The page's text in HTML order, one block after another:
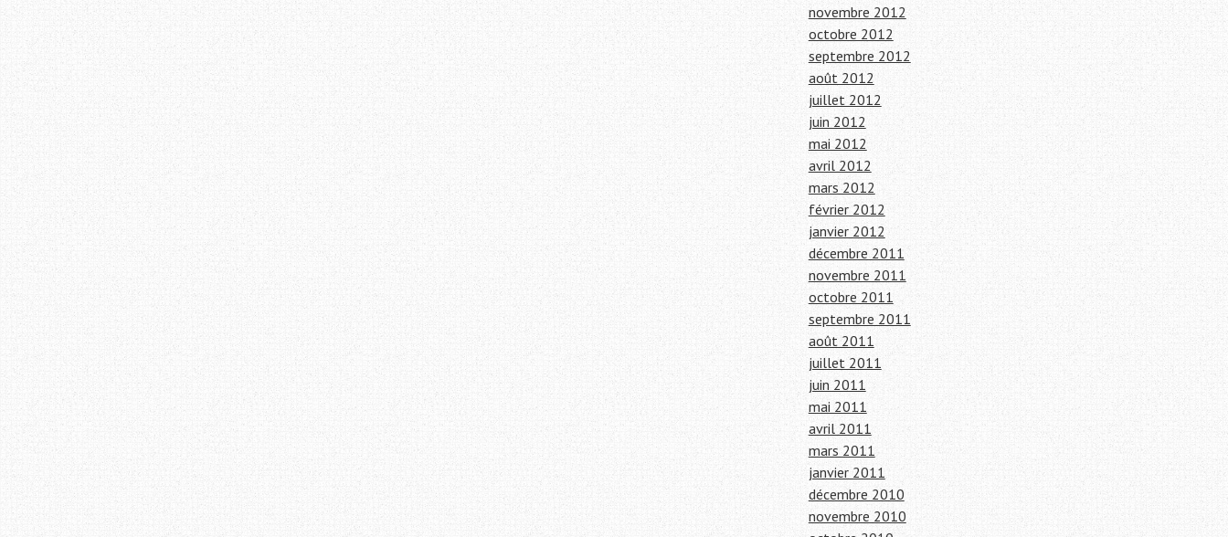
novembre 2012
octobre 2012
septembre 2012
août 2012
juillet 2012
juin 2012
mai 2012
avril 2012
mars 2012
février 2012
janvier 2012
décembre 2011
novembre 2011
octobre 2011
septembre 2011
août 2011
juillet 2011
juin 2011
mai 2011
avril 2011
mars 2011
janvier 2011
décembre 2010
novembre 2010